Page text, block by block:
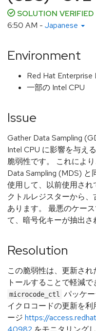
SOLUTION VERIFIED
6:50 AM - Japanese
Environment
Red Hat Enterprise
一部の Intel CPU
Issue
Gather Data Sampling
Intel CPU に影響を与え
脆弱性です。 これによ
Data Sampling (MDS)
使用して、以前使用され
クトルレジスターから
あります。 最悪のケー
て、暗号化キーが抽出さ
Resolution
この脆弱性は、更新さ
トールすることで軽減で
microcode_ctl
パッケ
イクロコードの更新を
ージ https://